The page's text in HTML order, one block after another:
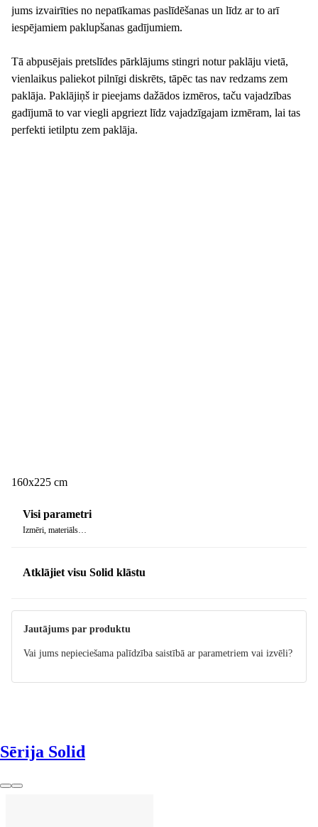
jums izvairīties no nepatīkamas paslīdēšanas un līdz ar to arī
iespējamiem paklupšanas gadījumiem.
Tā abpusējais pretslīdes pārklājums stingri notur paklāju vietā,
vienlaikus paliekot pilnīgi diskrēts, tāpēc tas nav redzams zem
paklāja. Paklājiņš ir pieejams dažādos izmēros, taču vajadzības
gadījumā to var viegli apgriezt līdz vajadzīgajam izmēram, lai tas
perfekti ietilptu zem paklāja.
160x225 cm
Visi parametri
Izmēri, materiāls…
Atklājiet visu Solid klāstu
Jautājums par produktu
Vai jums nepieciešama palīdzība saistībā ar parametriem vai izvēli?
Sērija Solid